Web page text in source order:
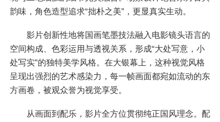
韵味，角色造型追求“拙朴之美”，更显真实生动。
影片创新性地将国画笔墨技法融入电影镜头语言的
空间构成、色彩运用与透视关系，形成“大处写意，小
处写实”的独特美学风格。在大银幕上，这种视觉风格
呈现出强烈的艺术感染力，每一帧画面都宛如流动的东
方画卷，被观众誉为视觉享受。
从画面到配乐，影片全方位贯彻纯正国风理念。配